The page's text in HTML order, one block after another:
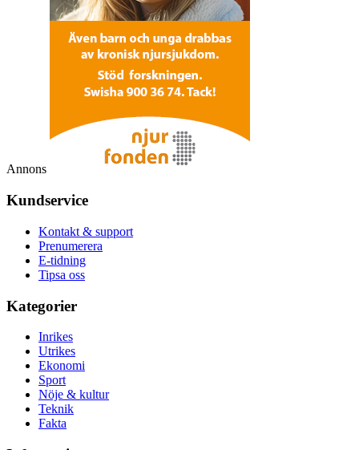
Annons
Kundservice
Kontakt & support
Prenumerera
E-tidning
Tipsa oss
Kategorier
Inrikes
Utrikes
Ekonomi
Sport
Nöje & kultur
Teknik
Fakta